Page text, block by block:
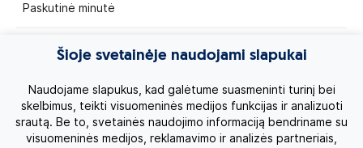
Paskutinė minutė
Egzotinės kelionės
Kruizai
Kelionės po Lietuvą
Šioje svetainėje naudojami slapukai
Naudojame slapukus, kad galėtume suasmeninti turinį bei
skelbimus, teikti visuomeninės medijos funkcijas ir analizuoti
srautą. Be to, svetainės naudojimo informaciją bendriname su
visuomeninės medijos, reklamavimo ir analizės partneriais,